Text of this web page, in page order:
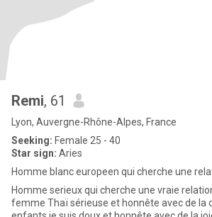
Remi, 61
Lyon, Auvergne-Rhône-Alpes, France
Seeking: Female 25 - 40
Star sign: Aries
Homme blanc europeen qui cherche une
Homme serieux qui cherche une vraie
femme Thaï sérieuse et honnête avec de la